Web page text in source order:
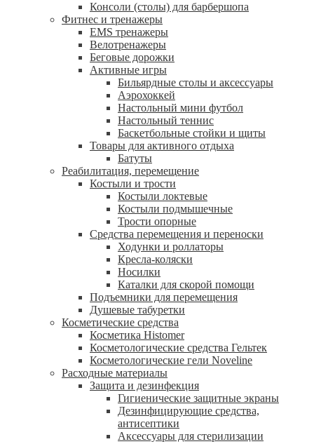
Консоли (столы) для барбершопа
Фитнес и тренажеры
EMS тренажеры
Велотренажеры
Беговые дорожки
Активные игры
Бильярдные столы и аксессуары
Аэрохоккей
Настольный мини футбол
Настольный теннис
Баскетбольные стойки и щиты
Товары для активного отдыха
Батуты
Реабилитация, перемещение
Костыли и трости
Костыли локтевые
Костыли подмышечные
Трости опорные
Средства перемещения и переноски
Ходунки и роллаторы
Кресла-коляски
Носилки
Каталки для скорой помощи
Подъемники для перемещения
Душевые табуретки
Косметические средства
Косметика Histomer
Косметологические средства Гельтек
Косметологические гели Noveline
Расходные материалы
Защита и дезинфекция
Гигиенические защитные экраны
Дезинфицирующие средства,
антисептики
Аксессуары для стерилизации